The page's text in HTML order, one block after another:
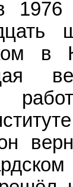
1976
в